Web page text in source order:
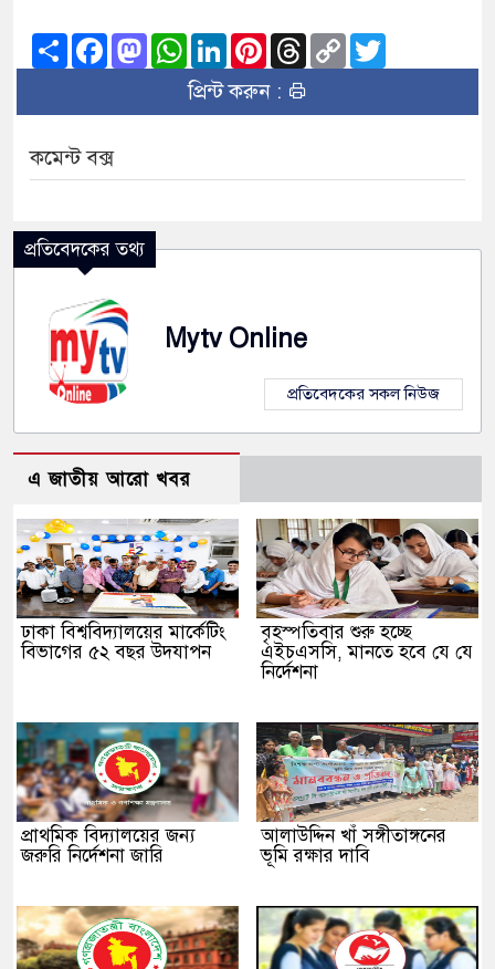
ShareFacebook
Mastodon
WhatsApp
LinkedInPinterest
Threads
Copy
Link
প্রিন্ট করুন :
কমেন্ট বক্স
প্রতিবেদকের তথ্য
Mytv Online
প্রতিবেদকের সকল নিউজ
এ জাতীয় আরো খবর
ঢাকা বিশ্ববিদ্যালয়ের মার্কেটিং
বিভাগের ৫২ বছর উদযাপন
বৃহস্পতিবার শুরু হচ্ছে
এইচএসসি, মানতে হবে যে যে
নির্দেশনা
প্রাথমিক বিদ্যালয়ের জন্য
জরুরি নির্দেশনা জারি
আলাউদ্দিন খাঁ সঙ্গীতাঙ্গনের
ভূমি রক্ষার দাবি